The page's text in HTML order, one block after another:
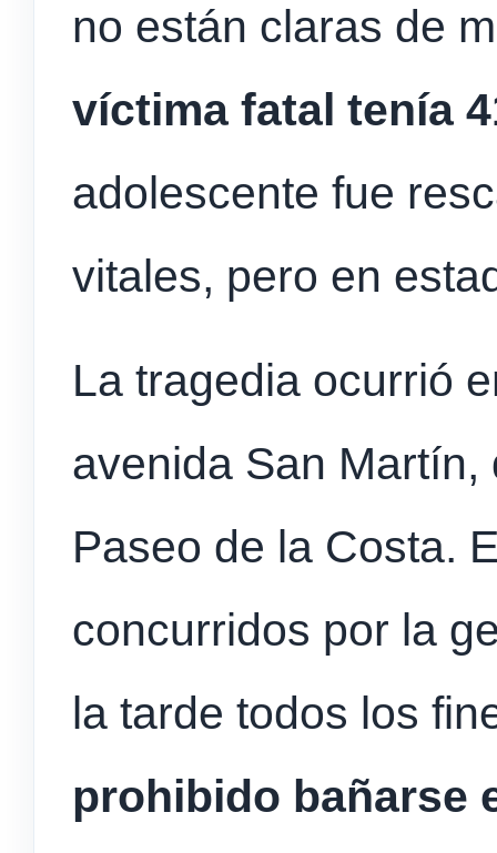
no están claras de
víctima fatal tenía
adolescente fue
vitales, pero en
La tragedia ocurrió
avenida San
Paseo de la Costa.
concurridos por la
la tarde todos los
prohibido bañarse